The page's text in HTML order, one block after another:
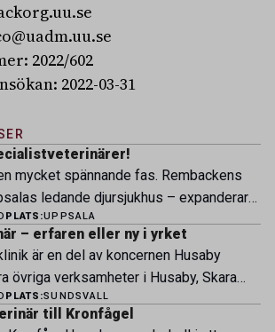
2022/602
2022-03-31
mycket spännande fas. Rembackens
ledande djursjukhus – expanderar
och söker legitimerade
som vill vara med
kapitel. Hos oss möter du ett
faciliteter och verkliga
avancerad djursjukvård. Vad vi
PLATS:UPPSALA
– erfaren eller ny i yrket
är en del av koncernen Husaby
övriga verksamheter i Husaby, Skara
idag ett 60-tal medarbetare. Om kliniken
bedriver veterinärverksamhet i en
PLATS:SUNDSVALL
till Kronfågel